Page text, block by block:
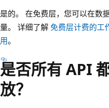
是的。 在免费层，您可以在数
量。 详细了解 免费层计费的工
用。
是否所有 API
放？